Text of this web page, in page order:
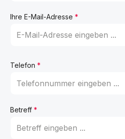
Ihre E-Mail-Adresse *
Telefon *
Betreff *